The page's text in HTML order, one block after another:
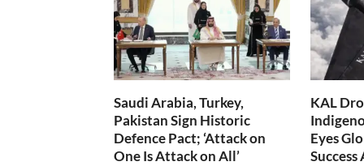
Saudi Arabia, Turkey,
Pakistan Sign Historic
Defence Pact; ‘Attack on
One Is Attack on All’
KAL
Eyes